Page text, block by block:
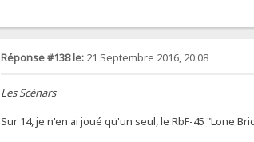
Réponse #138 le:21 Septembre 2016, 20:08
Les Scénars
Sur 14, je n'en ai joué qu'un seul, le RbF-45 "Lone